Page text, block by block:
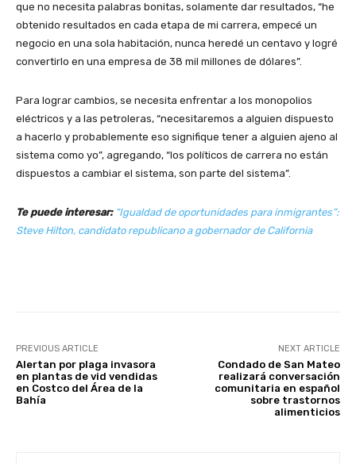
que no necesita palabras bonitas, solamente dar resultados, “he
obtenido resultados en cada etapa de mi carrera, empecé un
negocio en una sola habitación, nunca heredé un centavo y logré
convertirlo en una empresa de 38 mil millones de dólares”.
Para lograr cambios, se necesita enfrentar a los monopolios
eléctricos y a las petroleras, “necesitaremos a alguien dispuesto
a hacerlo y probablemente eso signifique tener a alguien ajeno al
sistema como yo”, agregando, “los políticos de carrera no están
dispuestos a cambiar el sistema, son parte del sistema”.
Te puede interesar: “Igualdad de oportunidades para inmigrantes”:
Steve Hilton, candidato republicano a gobernador de California
PREVIOUS ARTICLE
Alertan por plaga invasora
en plantas de vid vendidas
en Costco del Área de la
Bahía
NEXT ARTICLE
Condado de San Mateo
realizará conversación
comunitaria en español
sobre trastornos
alimenticios